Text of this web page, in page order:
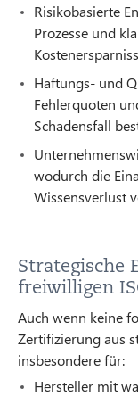
Risikobasierte
Prozesse und
Haftungs- und
Fehlerquoten
Schadensfall
wodurch die
Wissensverlust
Strategische
freiwilligen
Auch wenn keine
Zertifizierung aus
insbesondere für:
Hersteller mit